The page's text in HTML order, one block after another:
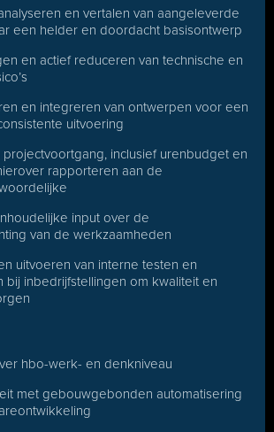
en vertalen van aangeleverde
een helder en doordacht basisontwerp
en actief reduceren van technische en
en integreren van ontwerpen voor een
uitvoering
projectvoortgang, inclusief urenbudget en
rapporteren aan de
input over de
van de werkzaamheden
uitvoeren van interne testen en
bij inbedrijfstellingen om kwaliteit en
hbo-werk- en denkniveau
met gebouwgebonden automatisering